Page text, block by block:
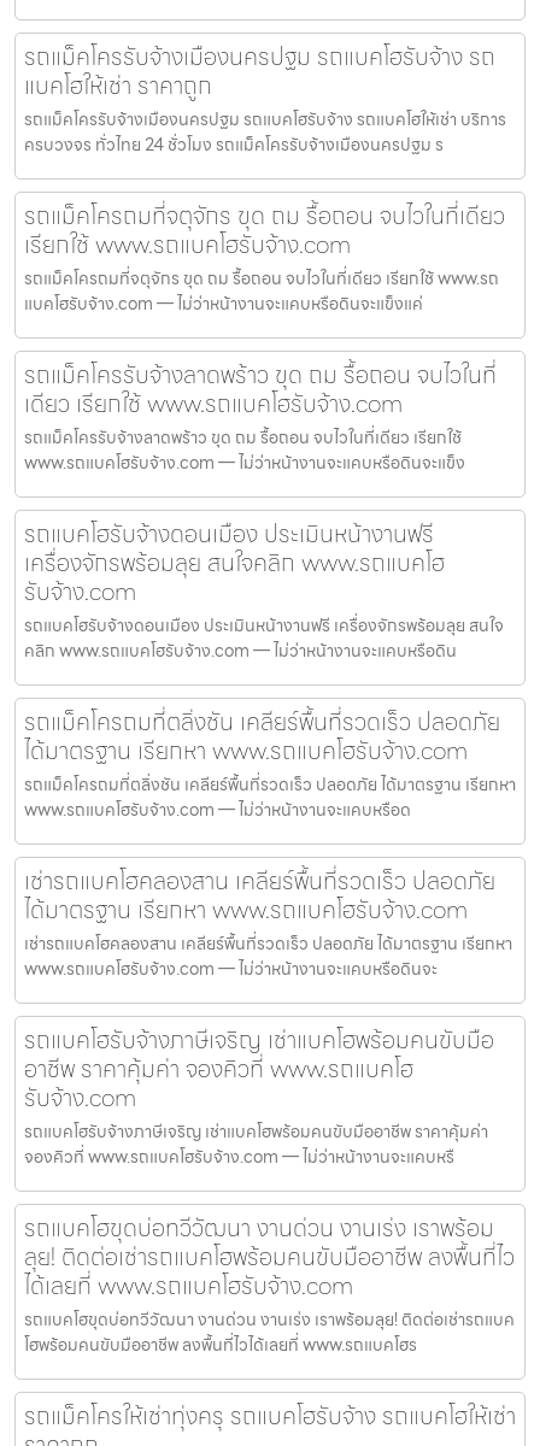
รถแม็คโครรับจ้างเมืองนครปฐม รถแบคโฮรับจ้าง รถ
แบคโฮให้เช่า ราคาถูก
รถแม็คโครรับจ้างเมืองนครปฐม รถแบคโฮรับจ้าง รถแบคโฮให้เช่า บริการ
ครบวงจร ทั่วไทย 24 ชั่วโมง รถแม็คโครรับจ้างเมืองนครปฐม ร
รถแม็คโครถมที่จตุจักร ขุด ถม รื้อถอน จบไวในที่เดียว
เรียกใช้ www.รถแบคโฮรับจ้าง.com
รถแม็คโครถมที่จตุจักร ขุด ถม รื้อถอน จบไวในที่เดียว เรียกใช้ www.รถ
แบคโฮรับจ้าง.com — ไม่ว่าหน้างานจะแคบหรือดินจะแข็งแค่
รถแม็คโครรับจ้างลาดพร้าว ขุด ถม รื้อถอน จบไวในที่
เดียว เรียกใช้ www.รถแบคโฮรับจ้าง.com
รถแม็คโครรับจ้างลาดพร้าว ขุด ถม รื้อถอน จบไวในที่เดียว เรียกใช้
www.รถแบคโฮรับจ้าง.com — ไม่ว่าหน้างานจะแคบหรือดินจะแข็ง
รถแบคโฮรับจ้างดอนเมือง ประเมินหน้างานฟรี
เครื่องจักรพร้อมลุย สนใจคลิก www.รถแบคโฮ
รับจ้าง.com
รถแบคโฮรับจ้างดอนเมือง ประเมินหน้างานฟรี เครื่องจักรพร้อมลุย สนใจ
คลิก www.รถแบคโฮรับจ้าง.com — ไม่ว่าหน้างานจะแคบหรือดิน
รถแม็คโครถมที่ตลิ่งชัน เคลียร์พื้นที่รวดเร็ว ปลอดภัย
ได้มาตรฐาน เรียกหา www.รถแบคโฮรับจ้าง.com
รถแม็คโครถมที่ตลิ่งชัน เคลียร์พื้นที่รวดเร็ว ปลอดภัย ได้มาตรฐาน เรียกหา
www.รถแบคโฮรับจ้าง.com — ไม่ว่าหน้างานจะแคบหรือด
เช่ารถแบคโฮคลองสาน เคลียร์พื้นที่รวดเร็ว ปลอดภัย
ได้มาตรฐาน เรียกหา www.รถแบคโฮรับจ้าง.com
เช่ารถแบคโฮคลองสาน เคลียร์พื้นที่รวดเร็ว ปลอดภัย ได้มาตรฐาน เรียกหา
www.รถแบคโฮรับจ้าง.com — ไม่ว่าหน้างานจะแคบหรือดินจะ
รถแบคโฮรับจ้างภาษีเจริญ เช่าแบคโฮพร้อมคนขับมือ
อาชีพ ราคาคุ้มค่า จองคิวที่ www.รถแบคโฮ
รับจ้าง.com
รถแบคโฮรับจ้างภาษีเจริญ เช่าแบคโฮพร้อมคนขับมืออาชีพ ราคาคุ้มค่า
จองคิวที่ www.รถแบคโฮรับจ้าง.com — ไม่ว่าหน้างานจะแคบหรื
รถแบคโฮขุดบ่อทวีวัฒนา งานด่วน งานเร่ง เราพร้อม
ลุย! ติดต่อเช่ารถแบคโฮพร้อมคนขับมืออาชีพ ลงพื้นที่ไว
ได้เลยที่ www.รถแบคโฮรับจ้าง.com
รถแบคโฮขุดบ่อทวีวัฒนา งานด่วน งานเร่ง เราพร้อมลุย! ติดต่อเช่ารถแบค
โฮพร้อมคนขับมืออาชีพ ลงพื้นที่ไวได้เลยที่ www.รถแบคโฮร
รถแม็คโครให้เช่าทุ่งครุ รถแบคโฮรับจ้าง รถแบคโฮให้เช่า